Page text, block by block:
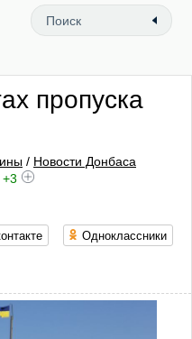
в Москве
центр
пропуска
/ Новости Донбаса
+3
Одноклассники